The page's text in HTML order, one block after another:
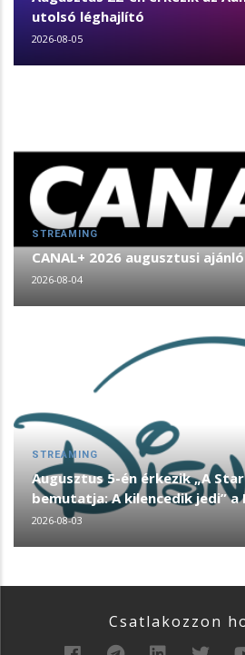
utolsó léghajlító
2026-08-05
STREAMING
CANAL+ 2026 augusztusi ajánló
2026-08-04
STREAMING
Augusztus 5-én érkezik „A
bemutatja: A kilencedik jedi” a
2026-08-03
Csatlakozzon